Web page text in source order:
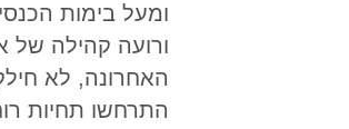
ומעל בימות
ורועה קהילה של
האחרונה, לא
התרחשו תחיות